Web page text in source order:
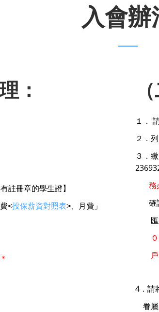
入會辦
：
註冊章的學生證】
<投保薪資對照表> 、月費」
１．
２．
３．
務必
確認
０
戶
4．請
眷屬